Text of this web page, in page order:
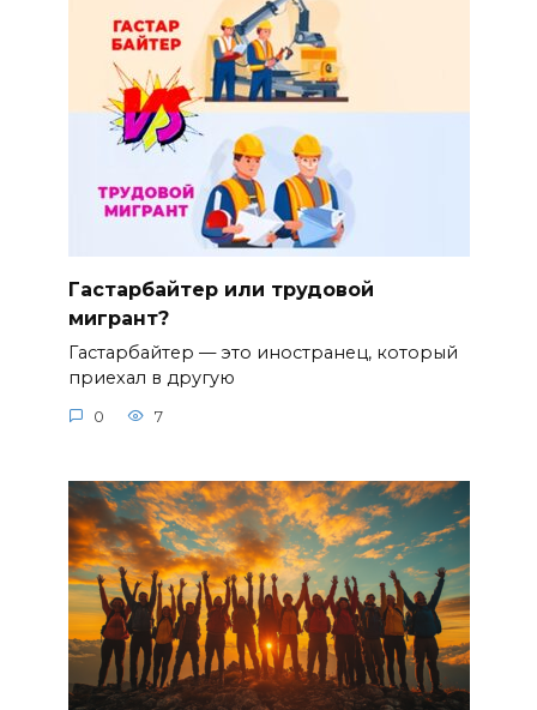
Гастарбайтер или трудовой
мигрант?
Гастарбайтер — это иностранец, который
приехал в другую
0 7